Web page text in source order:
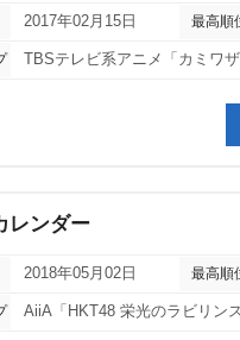
2017年02月15日 最高順
TBSテレビ系アニメ「カミワ
レンダー
2018年05月02日 最高順
AiiA「HKT48 栄光のラビリン